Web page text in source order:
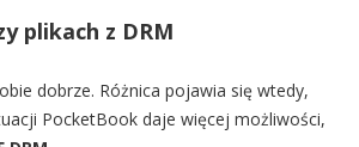
plikach z DRM
dobrze. Różnica pojawia się wtedy,
PocketBook daje więcej możliwości,